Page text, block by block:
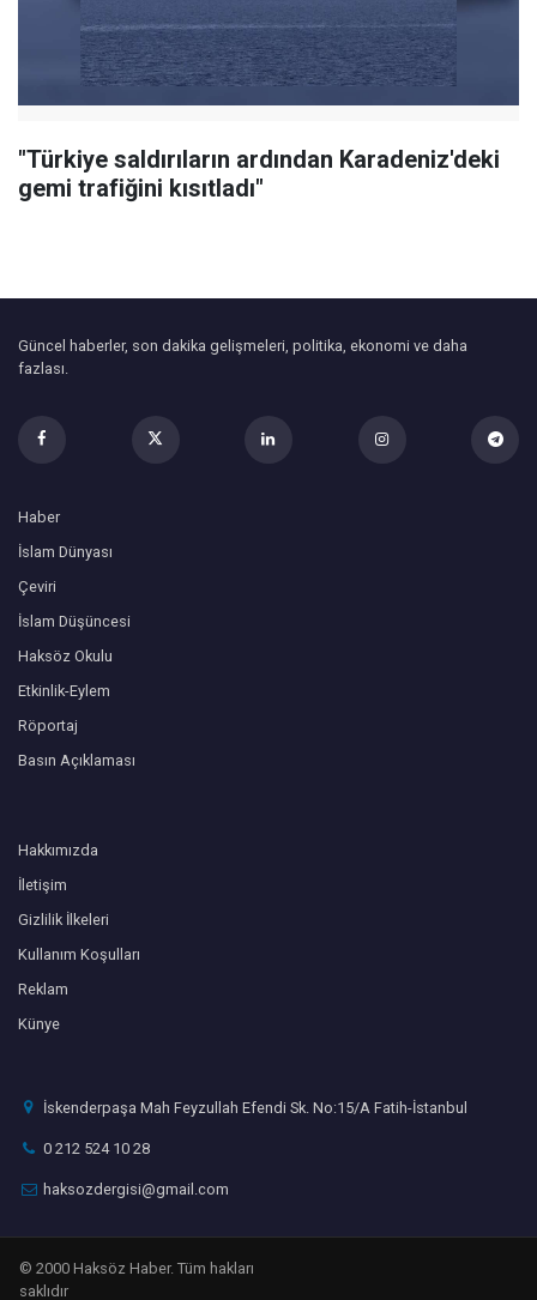
"Türkiye saldırıların ardından Karadeniz'deki
gemi trafiğini kısıtladı"
Güncel haberler, son dakika gelişmeleri, politika, ekonomi ve daha
fazlası.
Haber
İslam Dünyası
Çeviri
İslam Düşüncesi
Haksöz Okulu
Etkinlik-Eylem
Röportaj
Basın Açıklaması
Hakkımızda
İletişim
Gizlilik İlkeleri
Kullanım Koşulları
Reklam
Künye
İskenderpaşa Mah Feyzullah Efendi Sk. No:15/A Fatih-İstanbul
0 212 524 10 28
haksozdergisi@gmail.com
© 2000 Haksöz Haber. Tüm hakları
saklıdır